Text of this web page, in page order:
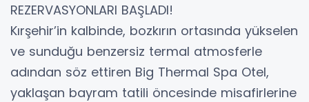
REZERVASYONLARI BAŞLADI!
​Kırşehir’in kalbinde, bozkırın ortasında yükselen
ve sunduğu benzersiz termal atmosferle
adından söz ettiren Big Thermal Spa Otel,
yaklaşan bayram tatili öncesinde misafirlerine